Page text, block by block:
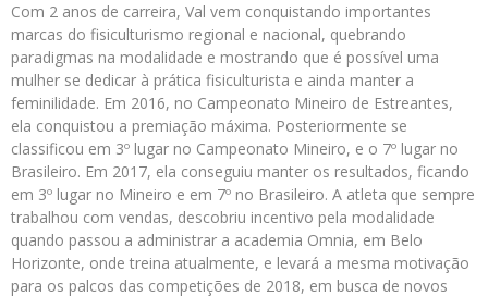
Com 2 anos de carreira, Val vem conquistando importantes
marcas do fisiculturismo regional e nacional, quebrando
paradigmas na modalidade e mostrando que é possível uma
mulher se dedicar à prática fisiculturista e ainda manter a
feminilidade. Em 2016, no Campeonato Mineiro de Estreantes,
ela conquistou a premiação máxima. Posteriormente se
classificou em 3º lugar no Campeonato Mineiro, e o 7º lugar no
Brasileiro. Em 2017, ela conseguiu manter os resultados, ficando
em 3º lugar no Mineiro e em 7º no Brasileiro. A atleta que sempre
trabalhou com vendas, descobriu incentivo pela modalidade
quando passou a administrar a academia Omnia, em Belo
Horizonte, onde treina atualmente, e levará a mesma motivação
para os palcos das competições de 2018, em busca de novos